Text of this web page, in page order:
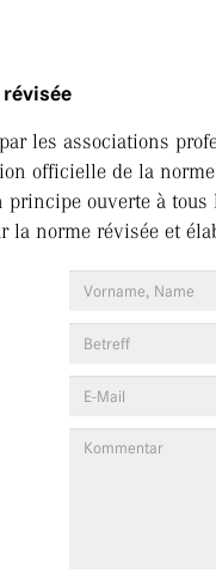
les associations
officielle de la
ouverte à
la norme révisée et